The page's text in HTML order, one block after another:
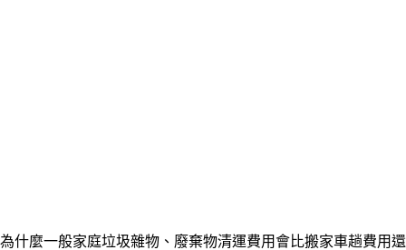
為什麼一般家庭垃圾雜物 、 廢棄物清運費用會比搬家車趟費用還